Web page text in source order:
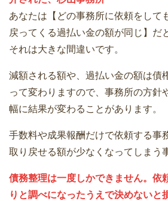
あなたは【どの事務所に依頼をして
戻ってくる過払い金の額が同じ】だ
それは大きな間違いです。
減額される額や、過払い金の額は債
って変わりますので、事務所の方針
幅に結果が変わることがあります。
手数料や成果報酬だけで依頼する事
取り戻せる額が少なくなってしまう
債務整理は一度しかできません。依
りと調べになったうえで決めないと